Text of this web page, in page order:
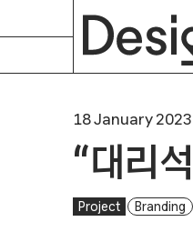
18 January 2023
“대리
Project Branding
“대리석은 신이 그